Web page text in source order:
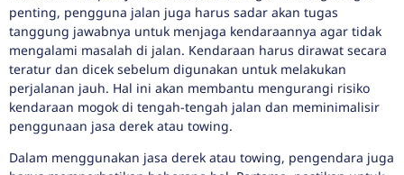
penting, pengguna jalan juga harus sadar akan tugas
tanggung jawabnya untuk menjaga kendaraannya agar tidak
mengalami masalah di jalan. Kendaraan harus dirawat secara
teratur dan dicek sebelum digunakan untuk melakukan
perjalanan jauh. Hal ini akan membantu mengurangi risiko
kendaraan mogok di tengah-tengah jalan dan meminimalisir
penggunaan jasa derek atau towing.
Dalam menggunakan jasa derek atau towing, pengendara juga